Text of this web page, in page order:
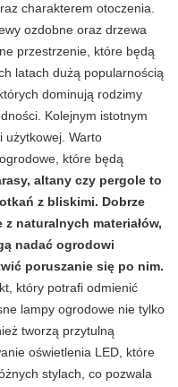
charakterem otoczenia.
ozdobne oraz drzewa
przestrzenie, które będą
latach dużą popularnością
dominują rodzimy
Kolejnym istotnym
użytkowej. Warto
które będą
altany czy pergole to
z bliskimi. Dobrze
naturalnych materiałów,
nadać ogrodowi
poruszanie się po nim.
który potrafi odmienić
lampy ogrodowe nie tylko
tworzą przytulną
oświetlenia LED, które
stylach, co pozwala